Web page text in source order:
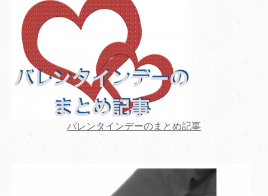
バレンタインデーのまとめ記事